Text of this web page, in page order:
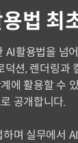
법 최
AI활용법을 넘
덕션, 렌더링과
에 활용할 수
공개합니다.
며 실무에서